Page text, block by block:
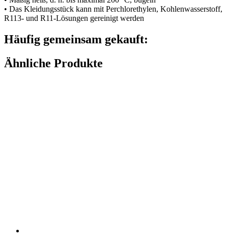
• Das Kleidungsstück kann mit Perchlorethylen, Kohlenwasserstoff,
R113- und R11-Lösungen gereinigt werden
Häufig gemeinsam gekauft:
Ähnliche Produkte